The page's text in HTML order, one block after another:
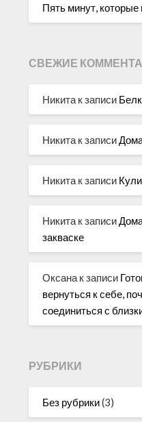
Пять минут,
СВЕЖИЕ
Никита к записи
Никита к записи
Никита к записи
Никита к записи
закваске
Оксана к записи
вернуться к себе,
соединиться с
РУБРИКИ
Без рубрики(3)